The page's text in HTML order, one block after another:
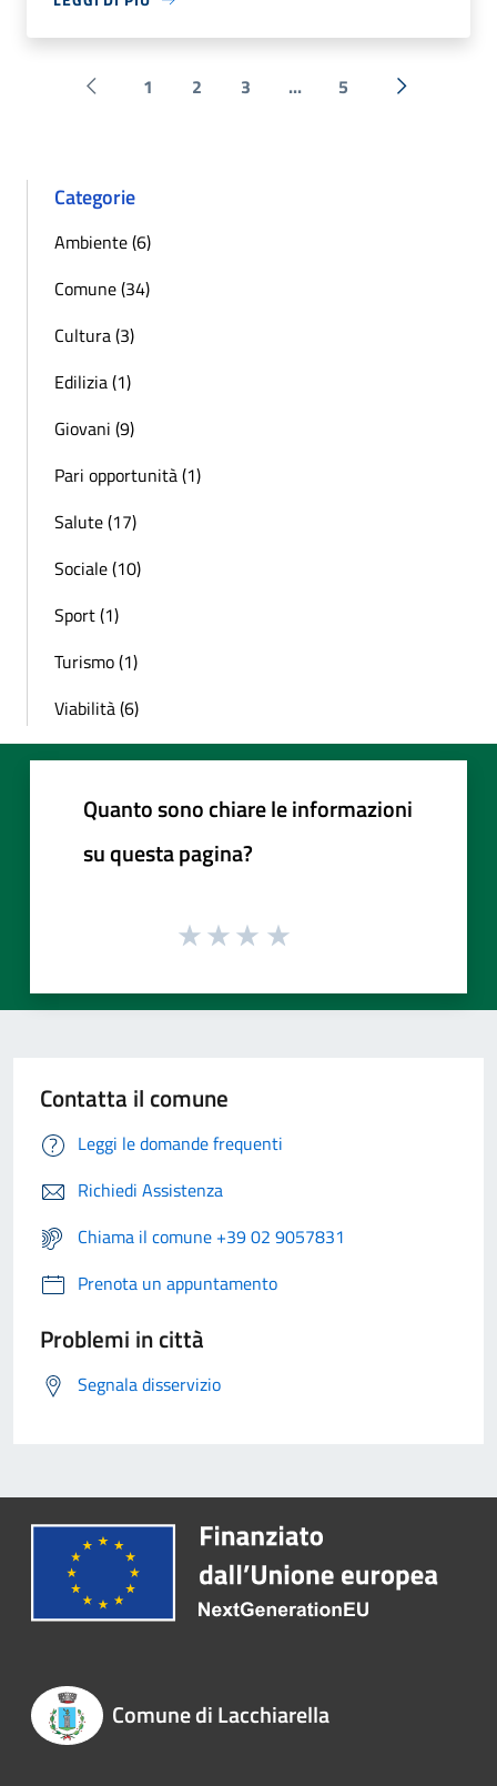
Pagina precedente
1 2 3 ... 5 Successiva
Categorie
Ambiente (6)
Comune (34)
Cultura (3)
Edilizia (1)
Giovani (9)
Pari opportunità (1)
Salute (17)
Sociale (10)
Sport (1)
Turismo (1)
Viabilità (6)
Quanto sono chiare le informazioni
su questa pagina?
Contatta il comune
Leggi le domande frequenti
Richiedi Assistenza
Chiama il comune +39 02 9057831
Prenota un appuntamento
Problemi in città
Segnala disservizio
Comune di Lacchiarella